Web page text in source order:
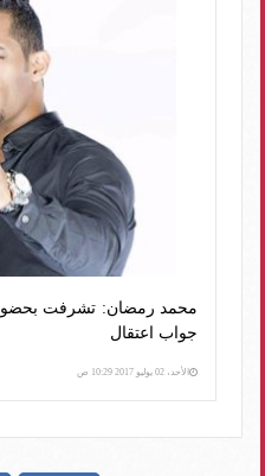
محمد رمضان: تشرفت بحضور
جواب اعتقال
الأحد، 02 يوليو 2017 10:29 ص